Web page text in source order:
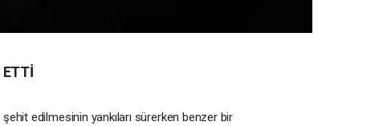
ETTİ
edilmesinin yankıları sürerken benzer bir